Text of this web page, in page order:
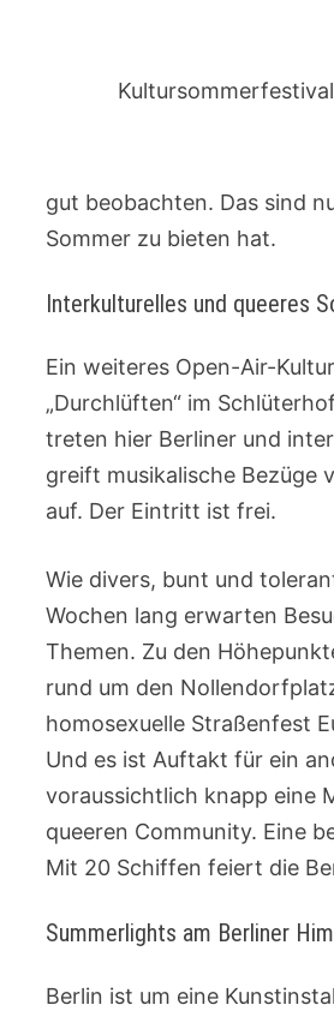
Kultursommerfestival
gut beobachten. Das sind
Sommer zu bieten hat.
Interkulturelles und queeres
Ein weiteres Open-Air-
„Durchlüften“ im
treten hier Berliner und
greift musikalische Bezüge
auf. Der Eintritt ist frei.
Wie divers, bunt und
Wochen lang erwarten
Themen. Zu den
rund um den
homosexuelle Straßenfest
Und es ist Auftakt für ein
voraussichtlich knapp eine
queeren Community. Eine
Mit 20 Schiffen feiert die
Summerlights am Berliner
Berlin ist um eine